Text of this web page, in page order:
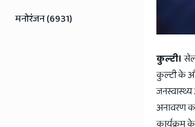
कुल्टी।
कुल्टी के
जनस्वास्थ्य
अनावरण
मनोरंजन (6931)